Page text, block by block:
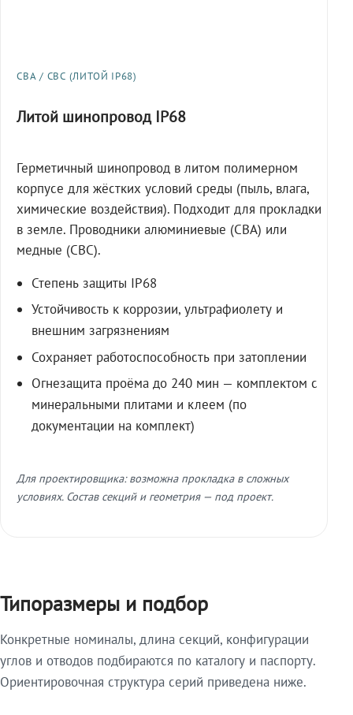
СВА / СВС (ЛИТОЙ IP68)
Литой шинопровод IP68
Герметичный шинопровод в литом полимерном
корпусе для жёстких условий среды (пыль, влага,
химические воздействия). Подходит для прокладки
в земле. Проводники алюминиевые (СВА) или
медные (СВС).
Степень защиты IP68
Устойчивость к коррозии, ультрафиолету и
внешним загрязнениям
Сохраняет работоспособность при затоплении
Огнезащита проёма до 240 мин — комплектом с
минеральными плитами и клеем (по
документации на комплект)
Для проектировщика: возможна прокладка в сложных
условиях. Состав секций и геометрия — под проект.
Типоразмеры и подбор
Конкретные номиналы, длина секций, конфигурации
углов и отводов подбираются по каталогу и паспорту.
Ориентировочная структура серий приведена ниже.